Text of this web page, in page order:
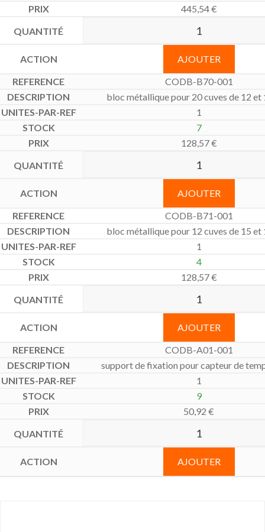
445,54€
AJOUTER
CODB-B70-001
bloc métallique pour 20 cuves de 12 et
1
7
128,57€
AJOUTER
CODB-B71-001
bloc métallique pour 12 cuves de 15 et
1
4
128,57€
AJOUTER
CODB-A01-001
support de fixation pour capteur de
1
9
50,92 €
AJOUTER